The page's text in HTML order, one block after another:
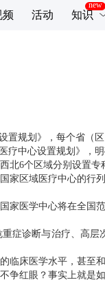
频 活动 知识
置规划》，每个省（
疗中心设置规划》，
6个区域分别设置专
家区域医疗中心的行列
家医学中心将在全
症诊断与治疗、高
临床医学水平，甚至
争红眼？事实上就是如